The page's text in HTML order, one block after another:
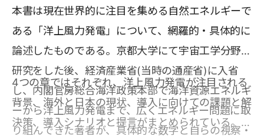
本書は現在世界的に注目を集める自然エネルギーで
ある「洋上風力発電」について、網羅的・具体的に
論述したものである。京都大学にて宇宙工学分野で
研究をした後、経済産業省(当時の通産省)に入省
し、内閣官房総合海洋政策本部で海洋資源エネルギ
ーから洋上風力発電まで、広くエネルギー問題に取
り組んできた著者が、具体的な数字と自らの視察・
4つの章ではそれぞれ、洋上風力発電が注目される
背景、海外と日本の現状、導入に向けての課題と解
決策、導入シナリオと提言がまとめられている。導